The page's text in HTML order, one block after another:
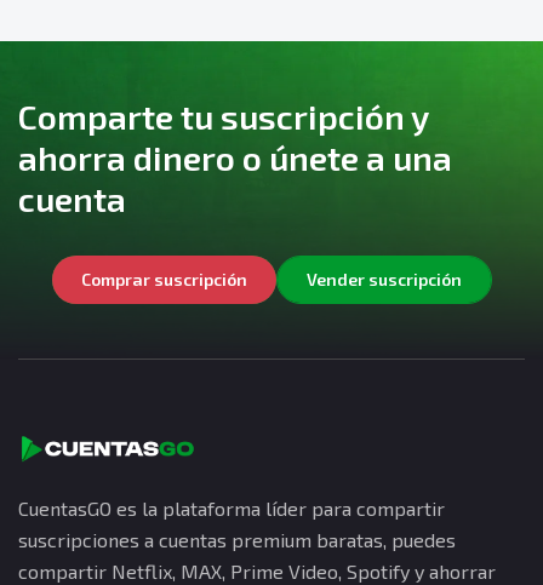
Comparte tu suscripción y
ahorra dinero o únete a una
cuenta
Comprar suscripción Vender suscripción
CuentasGO es la plataforma líder para compartir
suscripciones a cuentas premium baratas, puedes
compartir Netflix, MAX, Prime Video, Spotify y ahorrar